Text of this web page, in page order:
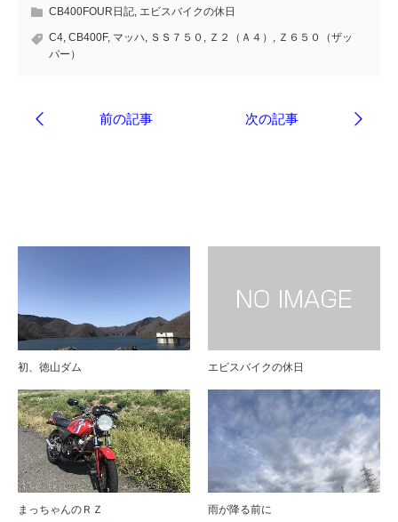
CB400FOUR日記, エビスバイクの休日
C4, CB400F, マッハ, ＳＳ７５０ , Ｚ２（Ａ４） , Ｚ６５０（ザッ
パー）
初、徳山ダム エビスバイクの休日
まっちゃんのＲＺ 雨が降る前に